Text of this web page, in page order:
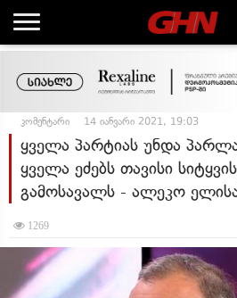
კომენტარი 14 იანვარი 2021, 19:03
ყველა პარტიას უნდა
ყველა ეძებს თავისი
გამოსავალს - ალეკო
1269